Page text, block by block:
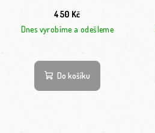
450 Kč
Dnes vyrobíme a odešleme
Do košíku